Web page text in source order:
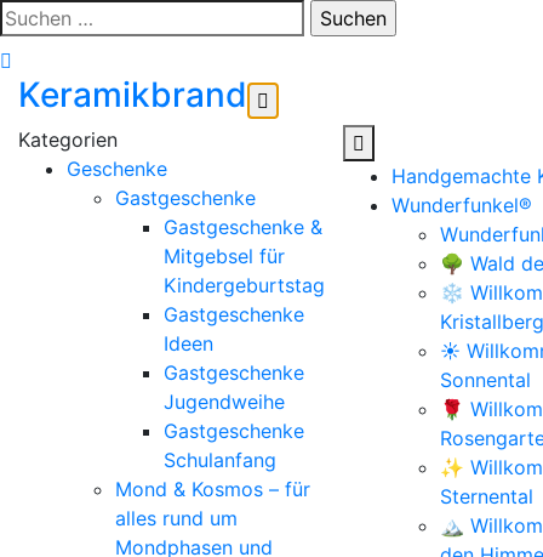
Zum
Inhalt
springen
Suchen
nach:
Keramikbrand
Geschenke
Gastgeschenke
Gastgeschenke &
Mitgebsel für
Kindergeburtstag
Gastgeschenke
Ideen
Gastgeschenke
Jugendweihe
Gastgeschenke
Schulanfang
Mond & Kosmos – für
alles rund um
Mondphasen und
Handgemachte
Wunderfunkel®
🌳 Wald
❄️
☀️
Sonnental
🌹
✨
Sternental
🏔️